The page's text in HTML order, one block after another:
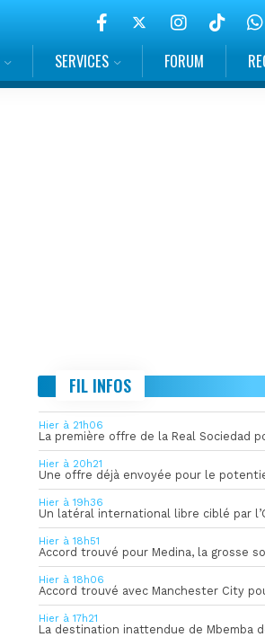
SERVICES FORUM
FIL INFOS
Hier à 21h06
Hier à 20h21
Hier à 19h36
Un latéral international libre ciblé par
Hier à 18h51
Hier à 18h06
Accord trouvé avec Manchester City
Hier à 17h21
La destination inattendue de Mbemba